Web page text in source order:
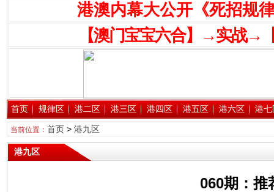
港澳内幕大公开《死招规
【澳门宝宝六合】→实战→
首页 规律区 港二区 港三区 港四区 港五区 港六区 港七
当前位置： 首页> 港九区
港九区
060期：